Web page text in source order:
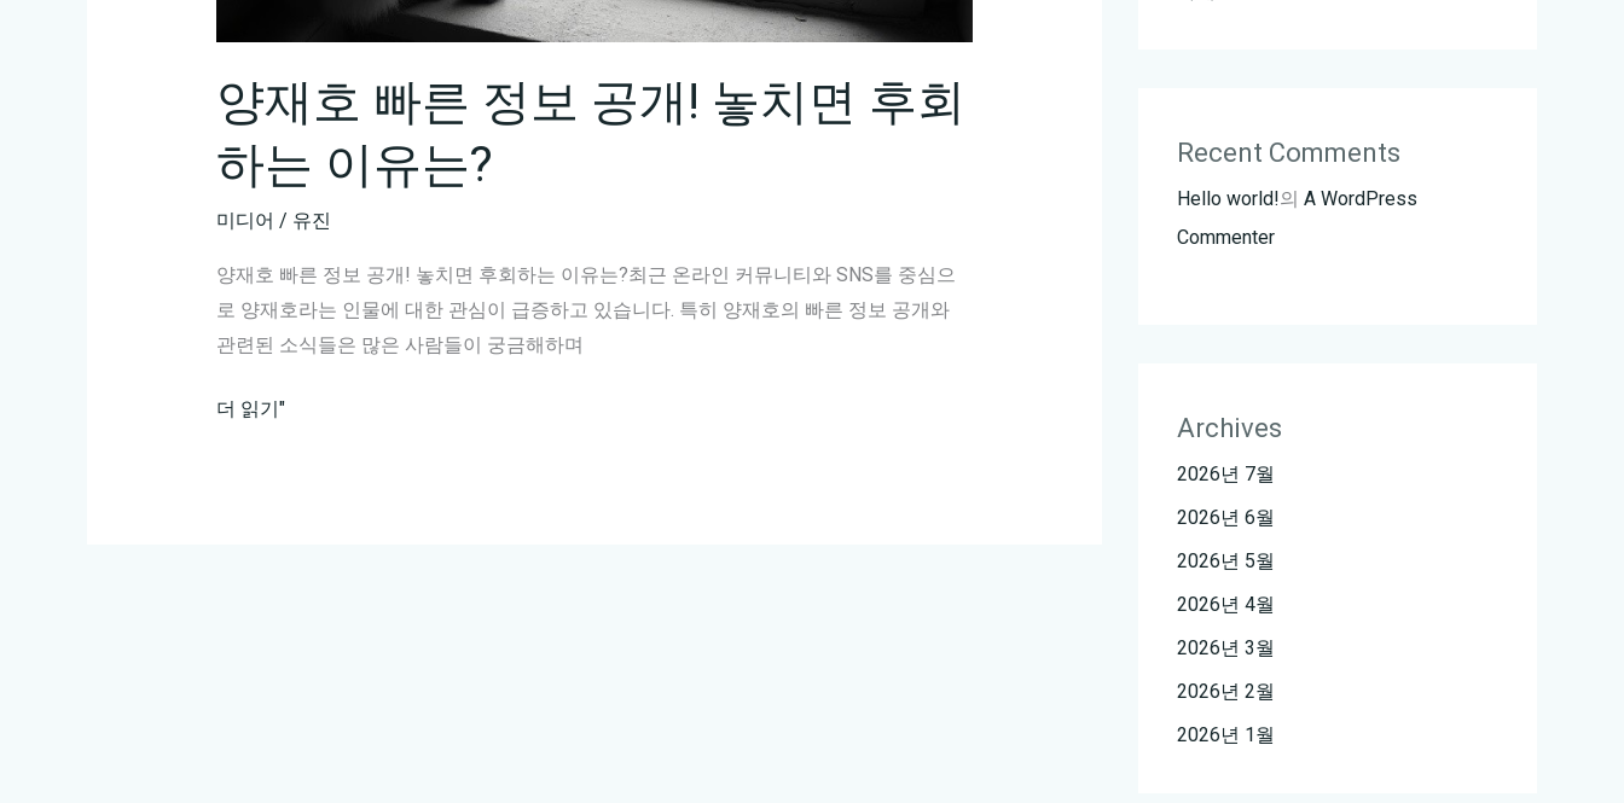
양재호 빠른 정보 공개! 놓치면 후회
하는 이유는?
미디어 / 유진
양재호 빠른 정보 공개! 놓치면 후회하는 이유는?최근 온라인 커뮤니티와 SNS를 중심으
로 양재호라는 인물에 대한 관심이 급증하고 있습니다. 특히 양재호의 빠른 정보 공개와
관련된 소식들은 많은 사람들이 궁금해하며
양
더 읽기"
Recent Comments
Hello world!의 A WordPress
Commenter
Archives
2026년 7월
2026년 6월
2026년 5월
2026년 4월
2026년 3월
2026년 2월
2026년 1월